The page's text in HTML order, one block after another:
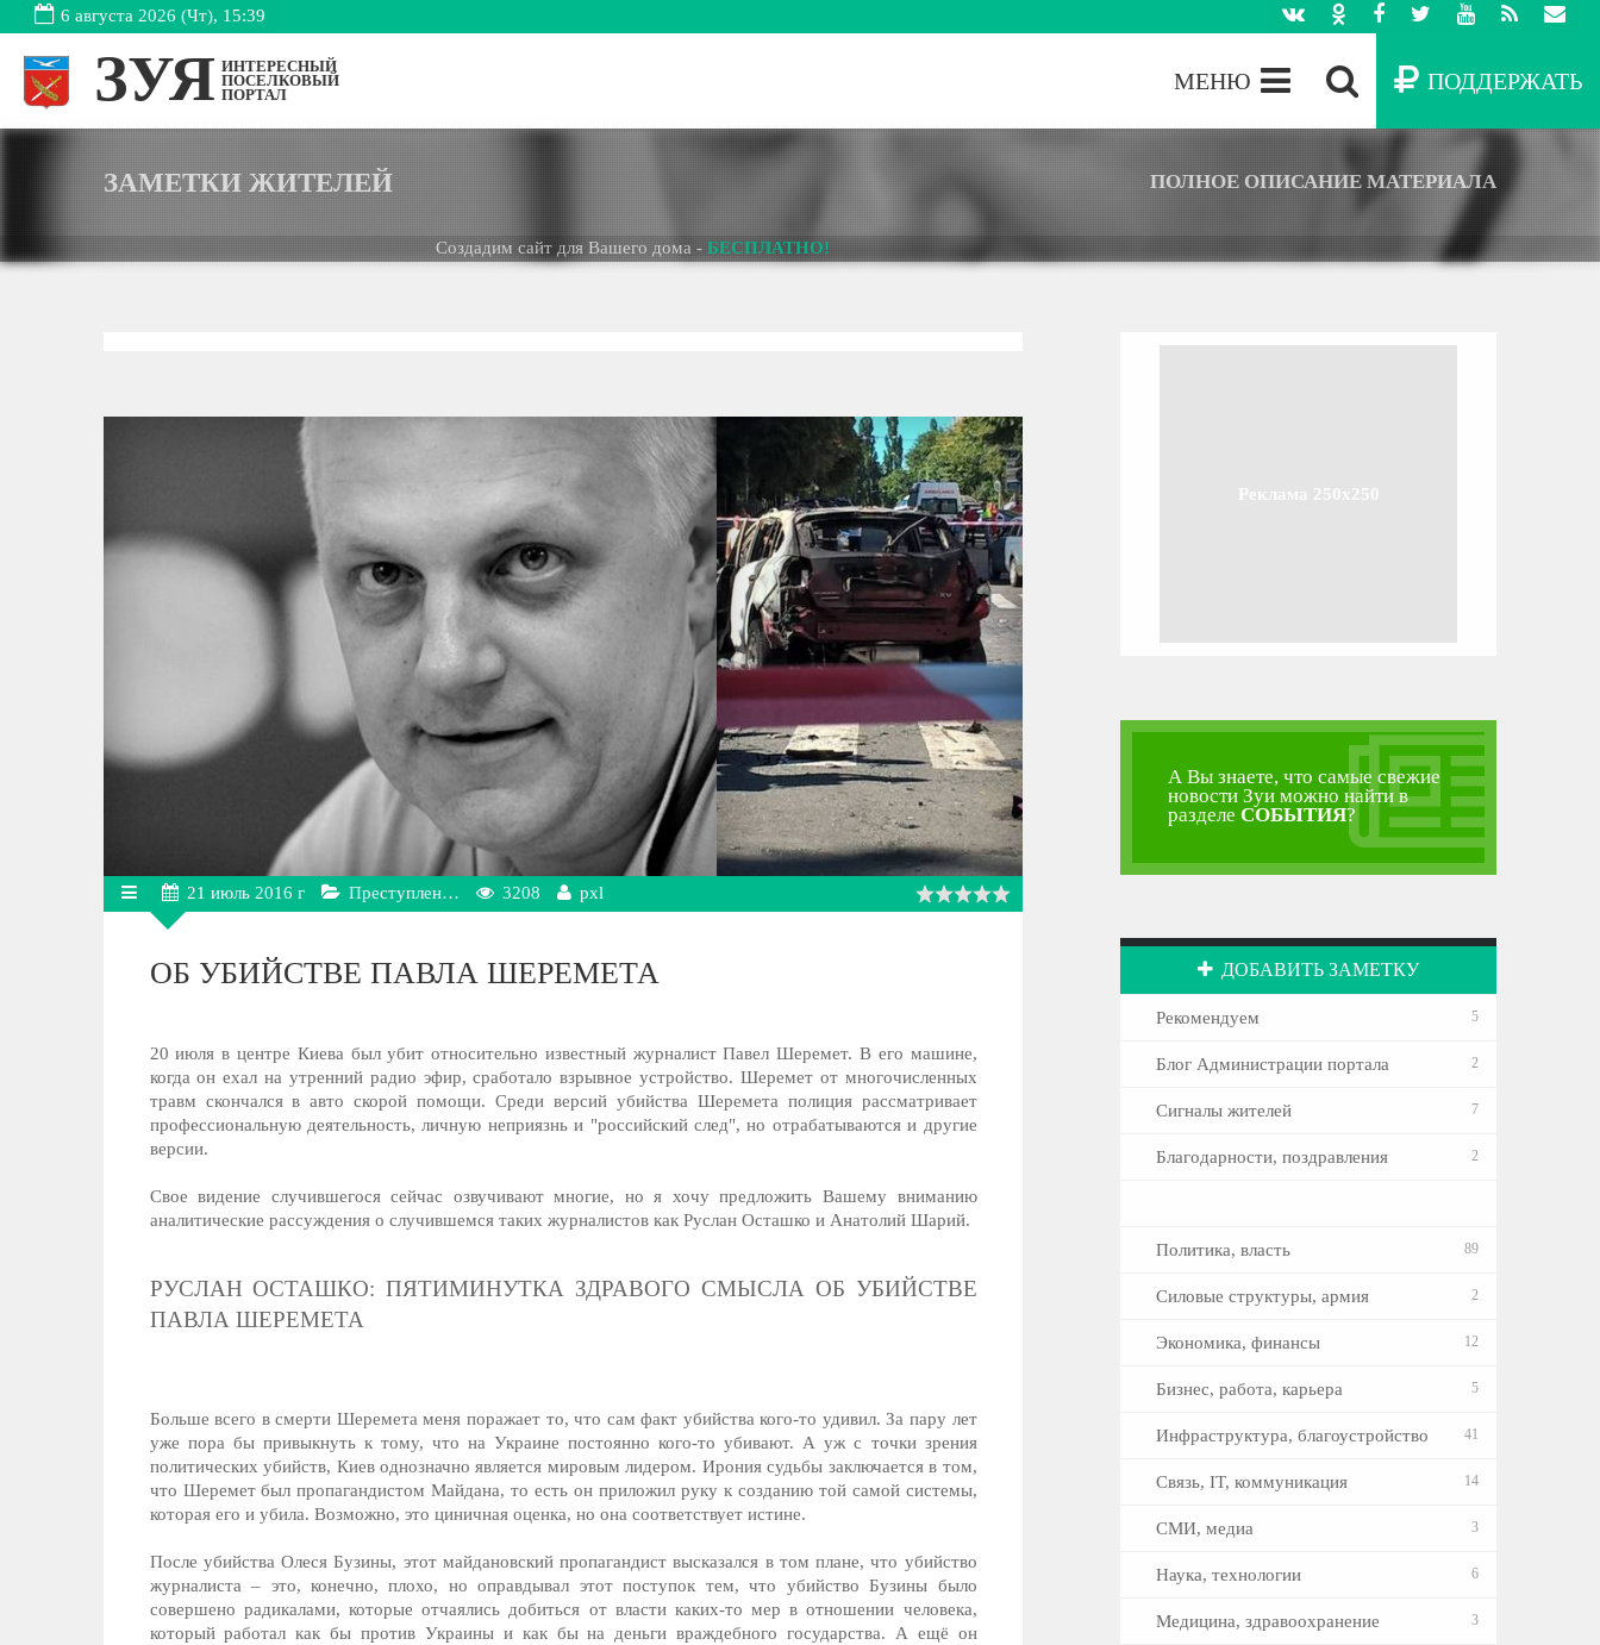
6 августа 2026 (Чт), 15:39
ЗУЯ ИНТЕРЕСНЫЙ
ПОСЕЛКОВЫЙ
ПОРТАЛ
ПОДДЕРЖАТЬ
МЕНЮ
ЗАМЕТКИ ЖИТЕЛЕЙ ПОЛНОЕ ОПИСАНИЕ МАТЕРИАЛА
Создадим сайт для Вашего дома - БЕСПЛАТНО!
21 июль 2016 г Преступлен… 3208 pxl
ОБ УБИЙСТВЕ ПАВЛА ШЕРЕМЕТА
20 июля в центре Киева был убит относительно известный журналист Павел Шеремет. В его машине,
когда он ехал на утренний радио эфир, сработало взрывное устройство. Шеремет от многочисленных
травм скончался в авто скорой помощи. Среди версий убийства Шеремета полиция рассматривает
профессиональную деятельность, личную неприязнь и "российский след", но отрабатываются и другие
версии.
Свое видение случившегося сейчас озвучивают многие, но я хочу предложить Вашему вниманию
аналитические рассуждения о случившемся таких журналистов как Руслан Осташко и Анатолий Шарий.
РУСЛАН ОСТАШКО: ПЯТИМИНУТКА ЗДРАВОГО СМЫСЛА ОБ УБИЙСТВЕ
ПАВЛА ШЕРЕМЕТА
Больше всего в смерти Шеремета меня поражает то, что сам факт убийства кого-то удивил. За пару лет
уже пора бы привыкнуть к тому, что на Украине постоянно кого-то убивают. А уж с точки зрения
политических убийств, Киев однозначно является мировым лидером. Ирония судьбы заключается в том,
что Шеремет был пропагандистом Майдана, то есть он приложил руку к созданию той самой системы,
которая его и убила. Возможно, это циничная оценка, но она соответствует истине.
После убийства Олеся Бузины, этот майдановский пропагандист высказался в том плане, что убийство
журналиста – это, конечно, плохо, но оправдывал этот поступок тем, что убийство Бузины было
совершено радикалами, которые отчаялись добиться от власти каких-то мер в отношении человека,
который работал как бы против Украины и как бы на деньги враждебного государства. А ещё он
Реклама 250x250
А Вы знаете, что самые свежие
новости Зуи можно найти в
разделеСОБЫТИЯ?
ДОБАВИТЬ ЗАМЕТКУ
Рекомендуем 5
Блог Администрации портала 2
Сигналы жителей 7
Благодарности, поздравления 2
Политика, власть 89
Силовые структуры, армия 2
Экономика, финансы 12
Бизнес, работа, карьера 5
Инфраструктура, благоустройство 41
Связь, IT, коммуникация 14
СМИ, медиа 3
Наука, технологии 6
Медицина, здравоохранение 3